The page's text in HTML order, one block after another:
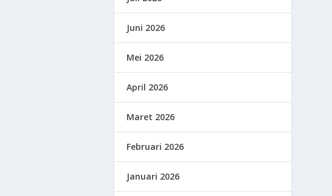
Juni 2026
Mei 2026
April 2026
Maret 2026
Februari 2026
Januari 2026